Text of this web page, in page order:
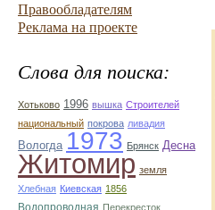
Правообладателям
Реклама на проекте
Слова для поиска:
Хотьково 1996 вышка Строителей
национальный покрова ливадия
Вологда 1973 Брянск Десна
Житомир земля
Хлебная Киевская 1856
Водопроводная Перекресток